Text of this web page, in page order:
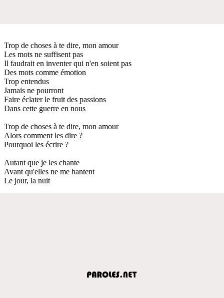
Trop de choses à te dire, mon amour
Les mots ne suffisent pas
Il faudrait en inventer qui n'en soient pas
Des mots comme émotion
Trop entendus
Jamais ne pourront
Faire éclater le fruit des passions
Dans cette guerre en nous
Trop de choses à te dire, mon amour
Alors comment les dire ?
Pourquoi les écrire ?
Autant que je les chante
Avant qu'elles ne me hantent
Le jour, la nuit